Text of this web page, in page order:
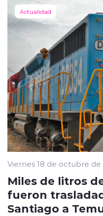
Actualidad
Viernes 18 de octubre de
Miles de litros
fueron
Santiago a